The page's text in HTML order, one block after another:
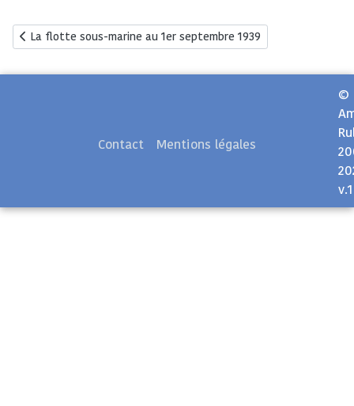
Article précédent : La flotte sous-marine au 1er septembre 1939
La flotte sous-marine au 1er septembre 1939
Contact Mentions légales
©